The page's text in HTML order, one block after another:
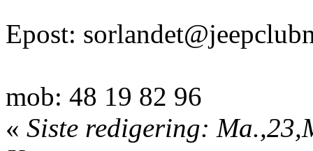
Epost:
mob: 48 19 82 96
« Siste redigering: